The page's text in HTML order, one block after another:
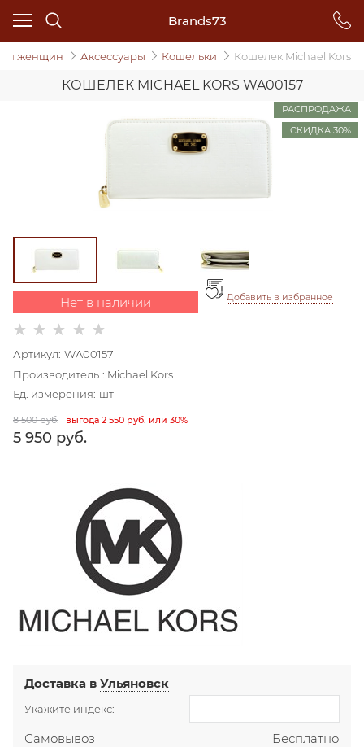
Brands73
женщин Аксессуары Кошельки Кошелек Michael Kors
КОШЕЛЕК MICHAEL KORS WA00157
РАСПРОДАЖА
СКИДКА 30%
Нет в наличии Добавить в избранное
Артикул: WA00157
Производитель : Michael Kors
Ед. измерения: шт
8 500 руб.
5 950 руб.
выгода2 550 руб. или30%
Доставка вУльяновск
Укажите индекс:
Самовывоз
Бесплатно